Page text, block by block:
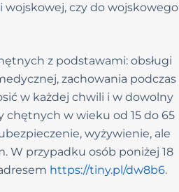
wojskowej, czy do wojskowego
z podstawami: obsługi
zachowania podczas
w każdej chwili i w dowolny
chętnych w wieku od 15 do 65
wyżywienie, ale
W przypadku osób poniżej 18
https://tiny.pl/dw8b6.